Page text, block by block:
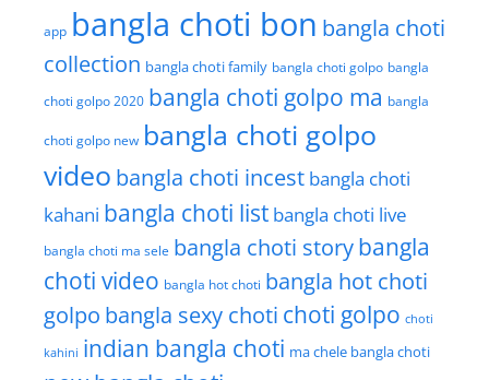
app bangla choti bon bangla choti
collection bangla choti family bangla choti golpo bangla
choti golpo 2020 bangla choti golpo ma bangla
choti golpo new bangla choti golpo
video bangla choti incest bangla choti
kahani bangla choti list bangla choti live
bangla choti ma sele bangla choti storybangla
choti video bangla hot choti bangla hot choti
golpo bangla sexy choti choti golpo choti
kahini indian bangla choti ma chele bangla choti